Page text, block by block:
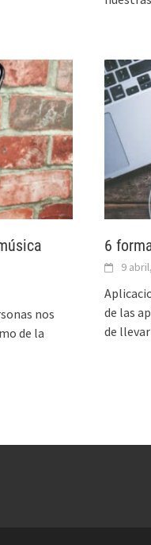
nos
de la
6
9
de las
de